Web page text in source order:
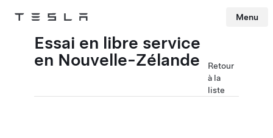
Tesla Menu
Essai en libre service
en Nouvelle-Zélande
Retour
à la
liste